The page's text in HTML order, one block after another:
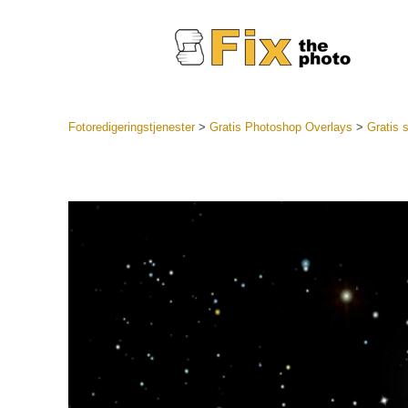
Fotoredigeringstjenester> Gratis Photoshop Overlays > Gratis